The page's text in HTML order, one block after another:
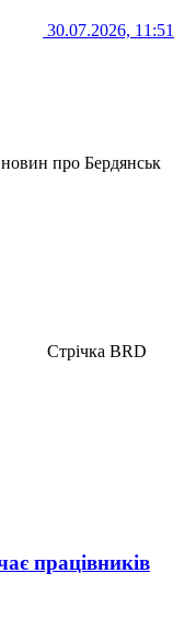
30.07.2026, 11:51
про Бердянськ
Стрічка BRD
працівників